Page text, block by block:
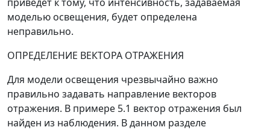
моделью освещения, будет определена
неправильно.
ОПРЕДЕЛЕНИЕ ВЕКТОРА ОТРАЖЕНИЯ
Для модели освещения чрезвычайно важно
правильно задавать направление векторов
отражения. В примере 5.1 вектор отражения был
найден из наблюдения. В данном разделе